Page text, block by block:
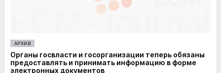
АРХИВ
Органы госвласти и госорганизации теперь обязаны
предоставлять и принимать информацию в форме
электронных документов